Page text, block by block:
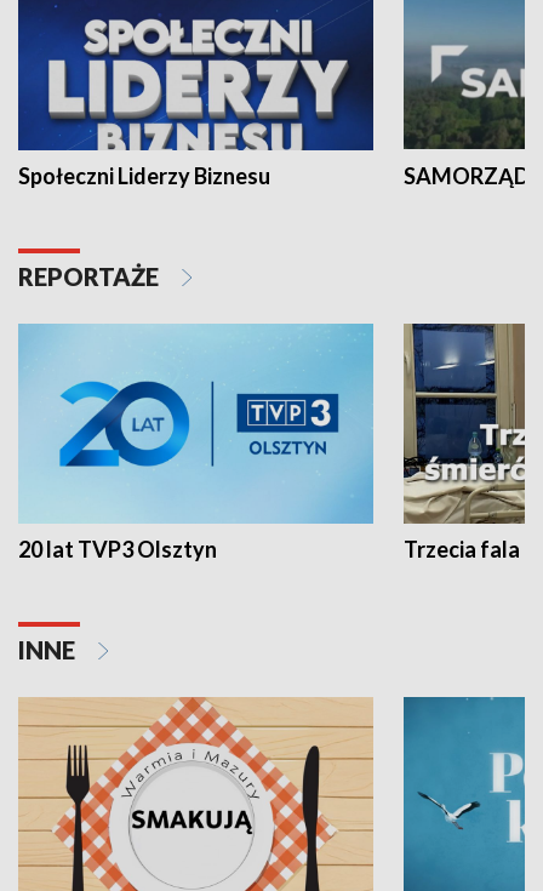
Społeczni Liderzy Biznesu SAMORZĄD
REPORTAŻE
20 lat TVP3 Olsztyn Trzecia fala -
INNE